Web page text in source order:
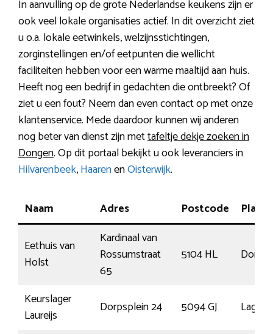
In aanvulling op de grote Nederlandse keukens zijn er
ook veel lokale organisaties actief. In dit overzicht ziet
u o.a. lokale eetwinkels, welzijnsstichtingen,
zorginstellingen en/of eetpunten die wellicht
faciliteiten hebben voor een warme maaltijd aan huis.
Heeft nog een bedrijf in gedachten die ontbreekt? Of
ziet u een fout? Neem dan even contact op met onze
klantenservice. Mede daardoor kunnen wij anderen
nog beter van dienst zijn mettafeltje dekje zoeken in
Dongen. Op dit portaal bekijkt u ook leveranciers in
Hilvarenbeek,HaarenenOisterwijk.
Naam Adres Postcode Plaats
Eethuis van
Holst
Kardinaal van
Rossumstraat
65
5104 HL
Keurslager
Laureijs
Dorpsplein 24 5094 GJ Lage